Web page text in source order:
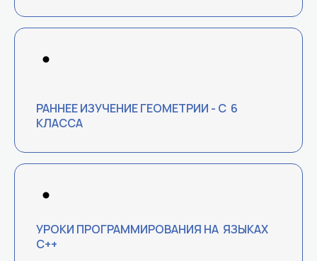
РАННЕЕ ИЗУЧЕНИЕ ГЕОМЕТРИИ - С 6
КЛАССА
УРОКИ ПРОГРАММИРОВАНИЯ НА ЯЗЫКАХ
С++